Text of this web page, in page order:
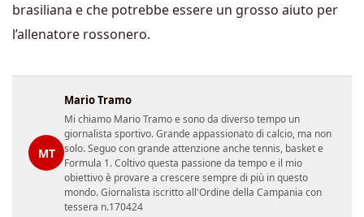
brasiliana e che potrebbe essere un grosso aiuto per
l’allenatore rossonero.
MT
Mario Tramo
Mi chiamo Mario Tramo e sono da diverso tempo un
giornalista sportivo. Grande appassionato di calcio, ma non
solo. Seguo con grande attenzione anche tennis, basket e
Formula 1. Coltivo questa passione da tempo e il mio
obiettivo è provare a crescere sempre di più in questo
mondo. Giornalista iscritto all'Ordine della Campania con
tessera n.170424